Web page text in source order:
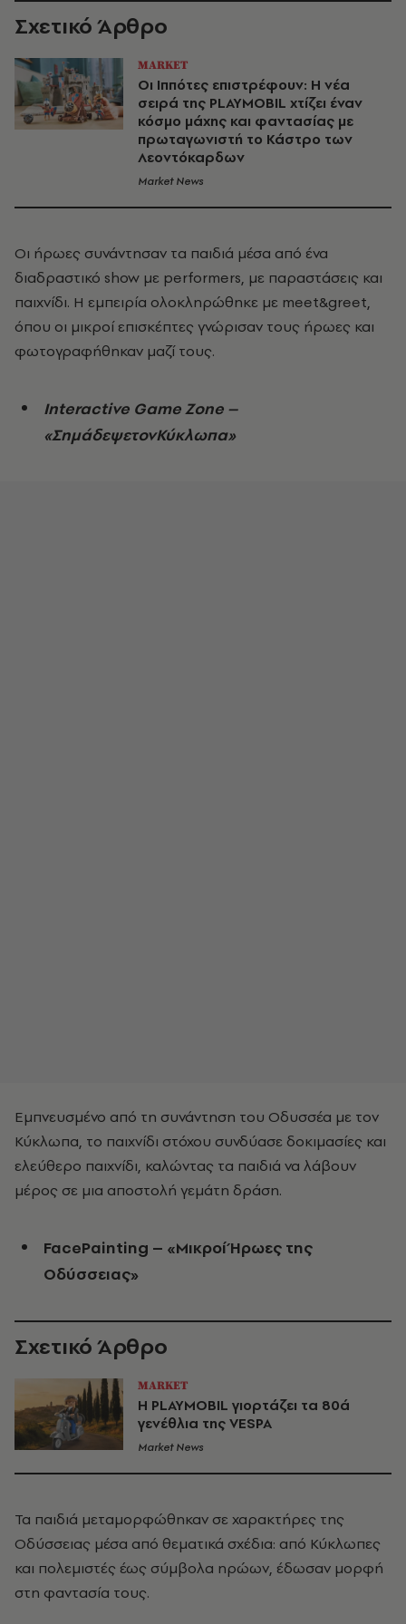
Σχετικό Άρθρο
MARKET
Οι Ιππότες επιστρέφουν: Η νέα
σειρά της PLAYMOBIL χτίζει έναν
κόσμο μάχης και φαντασίας με
πρωταγωνιστή το Κάστρο των
Λεοντόκαρδων
Market News
Οι ήρωες συνάντησαν τα παιδιά μέσα από ένα
διαδραστικό show με performers, με παραστάσεις και
παιχνίδι. Η εμπειρία ολοκληρώθηκε με meet&greet,
όπου οι μικροί επισκέπτες γνώρισαν τους ήρωες και
φωτογραφήθηκαν μαζί τους.
Interactive Game Zone –
«ΣημάδεψετονΚύκλωπα»
Εμπνευσμένο από τη συνάντηση του Οδυσσέα με τον
Κύκλωπα, το παιχνίδι στόχου συνδύασε δοκιμασίες και
ελεύθερο παιχνίδι, καλώντας τα παιδιά να λάβουν
μέρος σε μια αποστολή γεμάτη δράση.
FacePainting – «Μικροί Ήρωες της
Οδύσσειας»
Σχετικό Άρθρο
MARKET
Η PLAYMOBIL γιορτάζει τα 80ά
γενέθλια της VESPA
Market News
Τα παιδιά μεταμορφώθηκαν σε χαρακτήρες της
Οδύσσειας μέσα από θεματικά σχέδια: από Κύκλωπες
και πολεμιστές έως σύμβολα ηρώων, έδωσαν μορφή
στη φαντασία τους.